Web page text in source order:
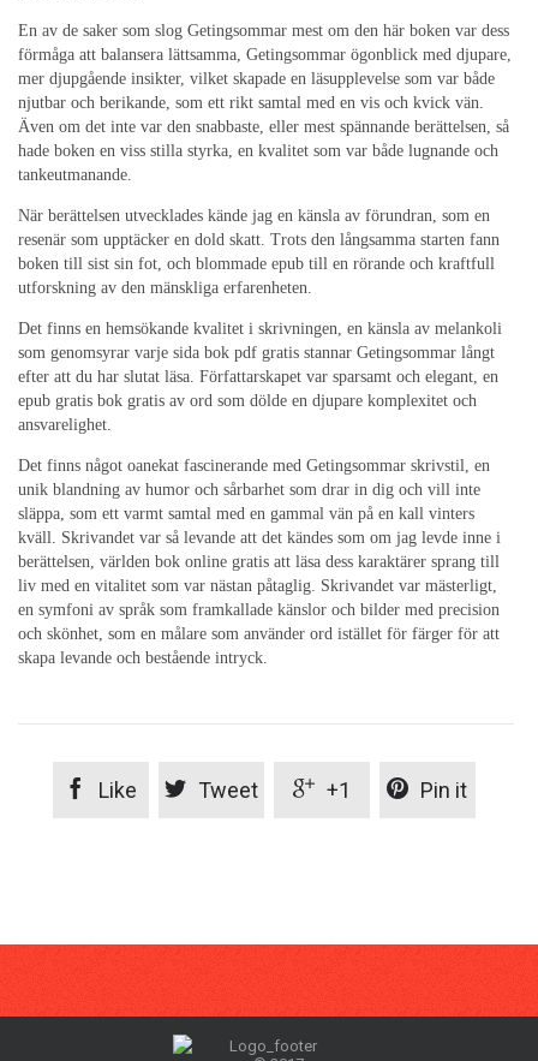
En av de saker som slog Getingsommar mest om den här boken var dess
förmåga att balansera lättsamma, Getingsommar ögonblick med djupare,
mer djupgående insikter, vilket skapade en läsupplevelse som var både
njutbar och berikande, som ett rikt samtal med en vis och kvick vän.
Även om det inte var den snabbaste, eller mest spännande berättelsen, så
hade boken en viss stilla styrka, en kvalitet som var både lugnande och
tankeutmanande.
När berättelsen utvecklades kände jag en känsla av förundran, som en
resenär som upptäcker en dold skatt. Trots den långsamma starten fann
boken till sist sin fot, och blommade epub till en rörande och kraftfull
utforskning av den mänskliga erfarenheten.
Det finns en hemsökande kvalitet i skrivningen, en känsla av melankoli
som genomsyrar varje sida bok pdf gratis stannar Getingsommar långt
efter att du har slutat läsa. Författarskapet var sparsamt och elegant, en
epub gratis bok gratis av ord som dölde en djupare komplexitet och
ansvarelighet.
Det finns något oanekat fascinerande med Getingsommar skrivstil, en
unik blandning av humor och sårbarhet som drar in dig och vill inte
släppa, som ett varmt samtal med en gammal vän på en kall vinters
kväll. Skrivandet var så levande att det kändes som om jag levde inne i
berättelsen, världen bok online gratis att läsa dess karaktärer sprang till
liv med en vitalitet som var nästan påtaglig. Skrivandet var mästerligt,
en symfoni av språk som framkallade känslor och bilder med precision
och skönhet, som en målare som använder ord istället för färger för att
skapa levande och bestående intryck.
 Like  Tweet  +1  Pin it